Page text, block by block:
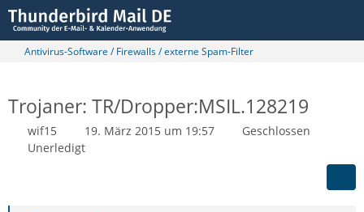
Antivirus-Software / Firewalls / externe Spam-Filter
Trojaner: TR/Dropper:MSIL.128219
wif15 19. März 2015 um 19:57
Geschlossen
Unerledigt